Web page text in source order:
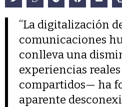
“La digitalización
comunicaciones
conlleva una
experiencias
compartidos— ha
aparente